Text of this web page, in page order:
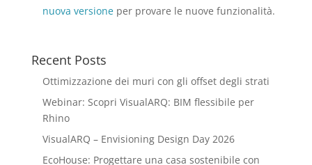
nuova versioneper provare le nuove funzionalità.
Recent Posts
Ottimizzazione dei muri con gli offset degli strati
Webinar: Scopri VisualARQ: BIM flessibile per
Rhino
VisualARQ – Envisioning Design Day 2026
EcoHouse: Progettare una casa sostenibile con